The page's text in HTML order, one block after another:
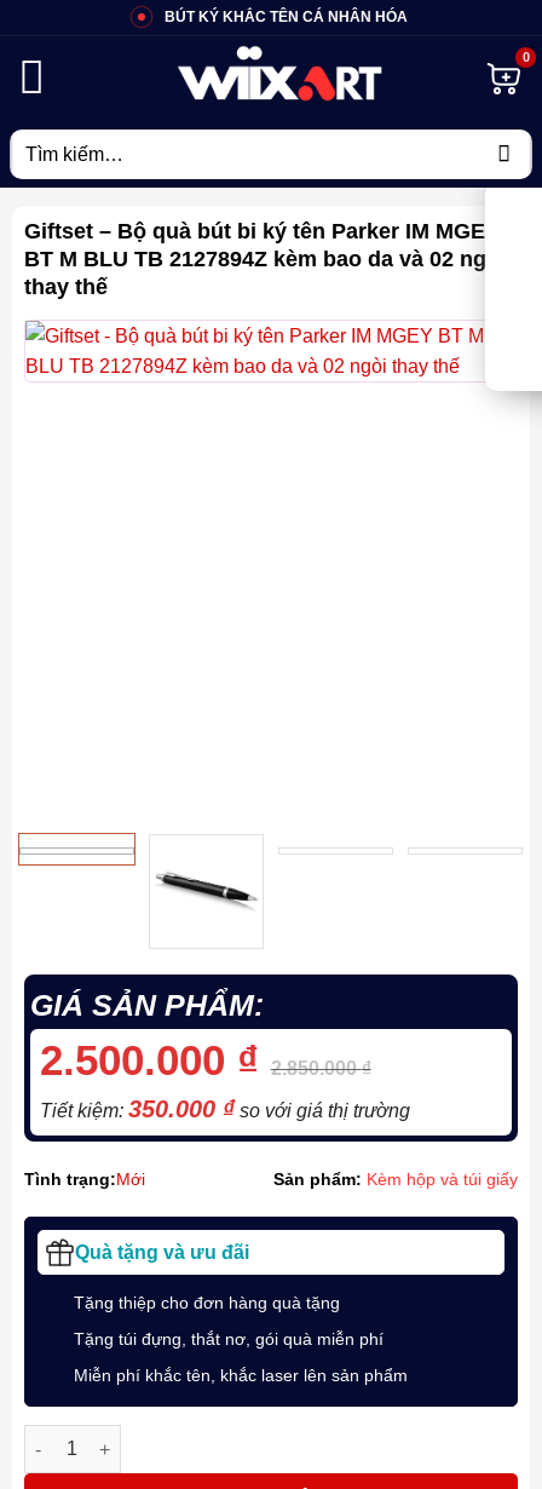
BÚT KÝ KHẮC TÊN CÁ NHÂN HÓA
Tìm
kiếm:
Giftset – Bộ quà bút bi ký tên Parker IM MGEY
BT M BLU TB 2127894Z kèm bao da và 02 ngòi
thay thế
GIÁ SẢN PHẨM:
2.500.000 ₫ 2.850.000₫
Tiết kiệm: 350.000 ₫so với giá thị trường
Tình trạng:Mới Sản phẩm: Kèm hộp và túi giấy
Quà tặng và ưu đãi
Tặng thiệp cho đơn hàng quà tặng
Tặng túi đựng, thắt nơ, gói quà miễn phí
Miễn phí khắc tên, khắc laser lên sản phẩm
Giftset - Bộ quà bút bi ký tên Parker IM MGEY BT M BLU TB